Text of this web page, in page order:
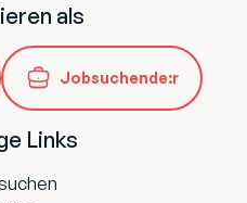
als
Jobsuchende:r
Links